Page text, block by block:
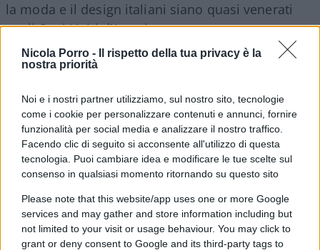
Nicola Porro -
Il rispetto della tua privacy è la
nostra priorità
Noi e i nostri partner utilizziamo, sul nostro sito, tecnologie
come i cookie per personalizzare contenuti e annunci, fornire
funzionalità per social media e analizzare il nostro traffico.
Facendo clic di seguito si acconsente all'utilizzo di questa
tecnologia. Puoi cambiare idea e modificare le tue scelte sul
consenso in qualsiasi momento ritornando su questo sito
Please note that this website/app uses one or more Google
services and may gather and store information including but
not limited to your visit or usage behaviour. You may click to
grant or deny consent to Google and its third-party tags to
la moda e il design italiani siano quasi venerati
negli Stati Uniti d’America.
#ARTE #DESIGN
2
Leggi i commenti
Vignetta del 04/08/2026